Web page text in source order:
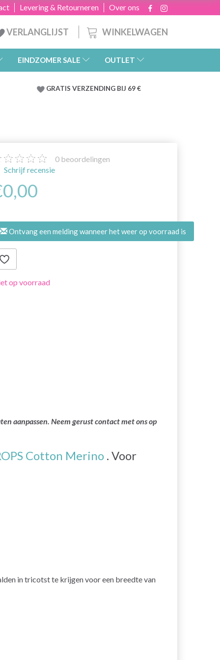
Over ons
Levering & Retourneren
WINKELWAGEN
VERLANGLIJST
EINDZOMER SALE OUTLET
GRATIS VERZENDING BIJ 69 €
0 beoordelingen
Schrijf recensie
Ontvang een melding wanneer het weer op voorraad is
op voorraad
aanpassen. Neem gerust contact met ons op
Cotton Merino . Voor
in tricotst te krijgen voor een breedte van